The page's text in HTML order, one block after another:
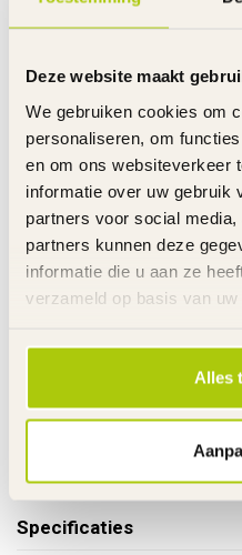
Deze website maakt
We gebruiken cookies om
personaliseren, om
en om ons websiteverkeer
informatie over uw gebruik
partners voor social
partners kunnen deze
informatie die u aan ze
verzameld op basis van
Alles
Uitvoering remmen
Velgen
Verlichting
Zadel
Zadelpen
Snel
Kettingkast
Standaard
Trappers
Banden
20 x
Stuurhoogte
Gewicht product
16 kg
85%
Specificaties